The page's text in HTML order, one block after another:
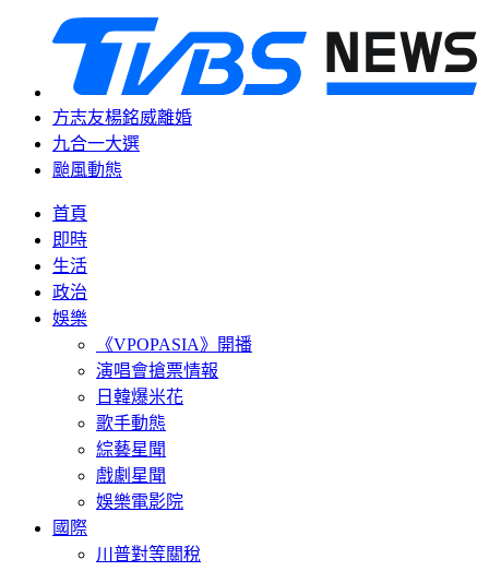
方志友楊銘威離婚
九合一大選
颱風動態
首頁
即時
生活
政治
娛樂
《VPOPASIA》開播
演唱會搶票情報
日韓爆米花
歌手動態
綜藝星聞
戲劇星聞
娛樂電影院
國際
川普對等關稅